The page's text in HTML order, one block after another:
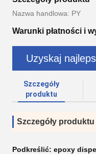
Nazwa handlowa: PY
Warunki płatności i
Uzyskaj
Szczegóły
produktu
Szczegóły produktu
Podkreślić: epoxy